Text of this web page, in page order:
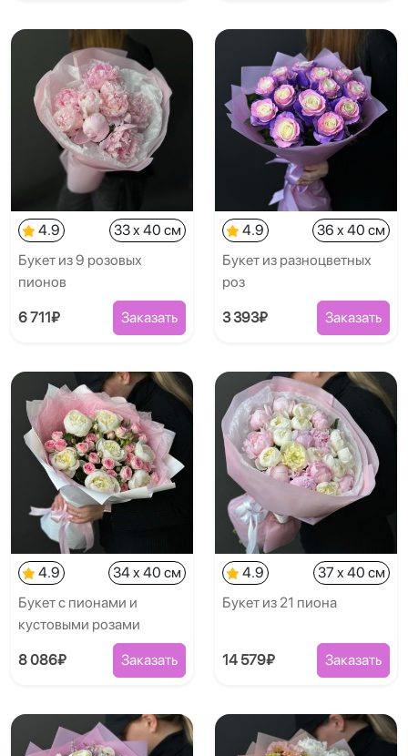
4.9
33 x 40 см
Букет из 9 розовых
пионов
6 711₽ Заказать
4.9
36 x 40 см
Букет из разноцветных
роз
3 393₽ Заказать
4.9
34 x 40 см
Букет с пионами и
кустовыми розами
8 086₽ Заказать
4.9
37 x 40 см
Букет из 21 пиона
14 579₽ Заказать